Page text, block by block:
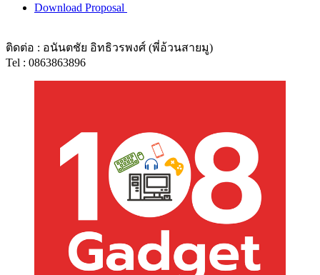
Download Proposal
ติดต่อ : อนันตชัย อิทธิวรพงศ์ (พี่อ้วนสายมู)
Tel : 0863863896